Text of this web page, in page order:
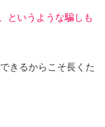
というような騙しも
きるからこそ長くた